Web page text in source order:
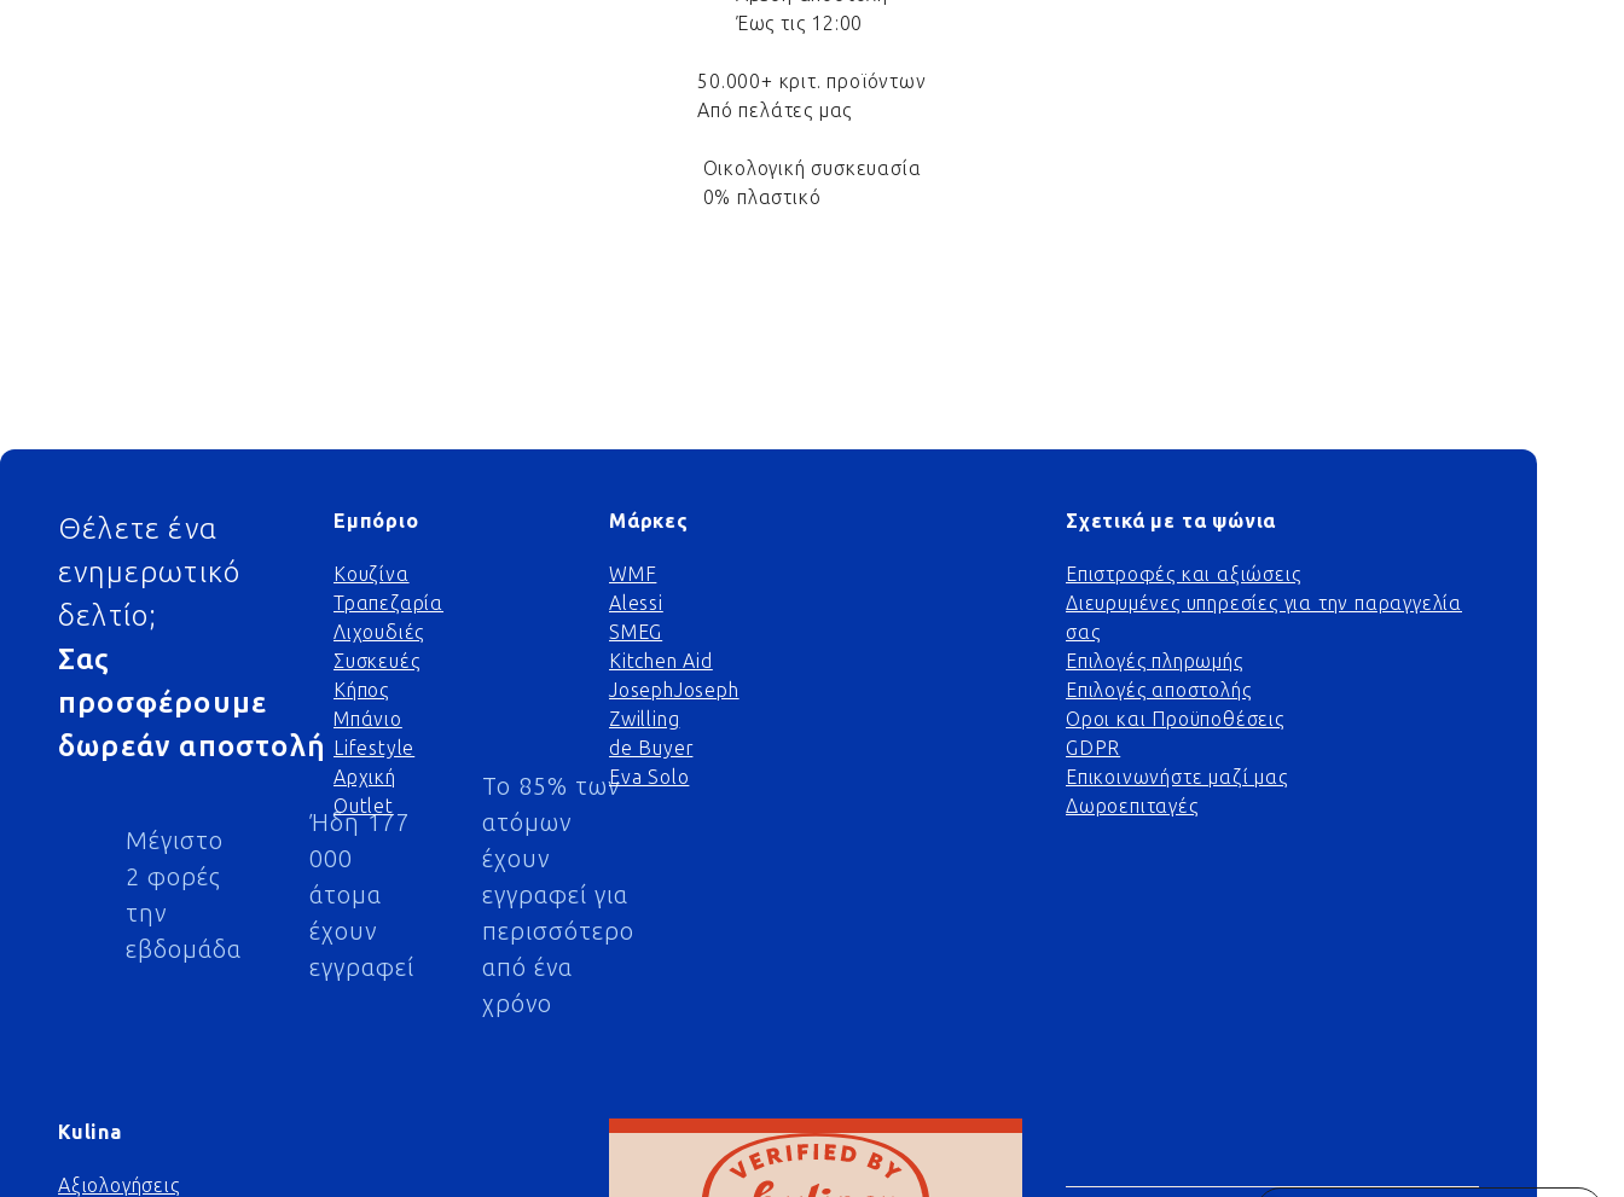
Έως τις 12:00
50.000+ κριτ. προϊόντων
Από πελάτες μας
Οικολογική συσκευασία
0% πλαστικό
Footer
Θέλετε ένα
ενημερωτικό
δελτίο;
Σας
προσφέρουμε
δωρεάν αποστολή
Μέγιστο
2 φορές
την
εβδομάδα
Ήδη 177
000
άτομα
έχουν
εγγραφεί
Το 85% των
ατόμων
έχουν
εγγραφεί για
περισσότερο
από ένα
χρόνο
Εμπόριο
Κουζίνα
Τραπεζαρία
Λιχουδιές
Συσκευές
Κήπος
Μπάνιο
Lifestyle
Αρχική
Outlet
Μάρκες
WMF
Alessi
SMEG
Kitchen Aid
JosephJoseph
Zwilling
de Buyer
Eva Solo
Σχετικά με τα ψώνια
Επιστροφές και αξιώσεις
Διευρυμένες υπηρεσίες για την παραγγελία
σας
Επιλογές πληρωμής
Επιλογές αποστολής
Οροι και Προϋποθέσεις
GDPR
Επικοινωνήστε μαζί μας
Δωροεπιταγές
Kulina
Αξιολογήσεις